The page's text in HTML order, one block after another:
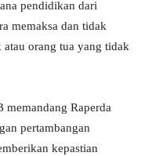
pendidikan dari
memaksa dan tidak
orang tua yang tidak
memandang Raperda
pertambangan
kepastian